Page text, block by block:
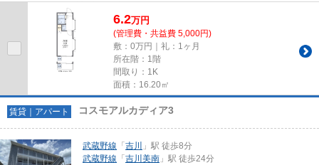
費用クレジット決済対応 【お部屋...
6.2万円
(管理費・共益費 5,000円)
敷：0万円｜礼：1ヶ月
所在階：1階
間取り：1K
面積：16.20㎡
賃貸｜アパート コスモアルカディア3
武蔵野線 「 吉川
」駅 徒歩8分
武蔵野線 「 吉川美南 」駅 徒歩24分